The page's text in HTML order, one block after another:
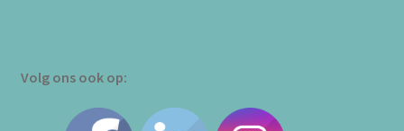
Volg ons ook op: